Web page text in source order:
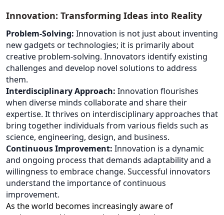
Innovation: Transforming Ideas into Reality
Problem-Solving: Innovation is not just about inventing
new gadgets or technologies; it is primarily about
creative problem-solving. Innovators identify existing
challenges and develop novel solutions to address
them.
Interdisciplinary Approach: Innovation flourishes
when diverse minds collaborate and share their
expertise. It thrives on interdisciplinary approaches that
bring together individuals from various fields such as
science, engineering, design, and business.
Continuous Improvement: Innovation is a dynamic
and ongoing process that demands adaptability and a
willingness to embrace change. Successful innovators
understand the importance of continuous
improvement.
As the world becomes increasingly aware of